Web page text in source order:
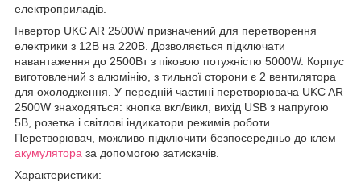
електроприладів.
Інвертор UKC AR 2500W призначений для перетворення
електрики з 12В на 220В. Дозволяється підключати
навантаження до 2500Вт з піковою потужністю 5000W. Корпус
виготовлений з алюмінію, з тильної сторони є 2 вентилятора
для охолодження. У передній частині перетворювача UKC AR
2500W знаходяться: кнопка вкл/викл, вихід USB з напругою
5В, розетка і світлові індикатори режимів роботи.
Перетворювач, можливо підключити безпосередньо до клем
акумулятора за допомогою затискачів.
Характеристики: